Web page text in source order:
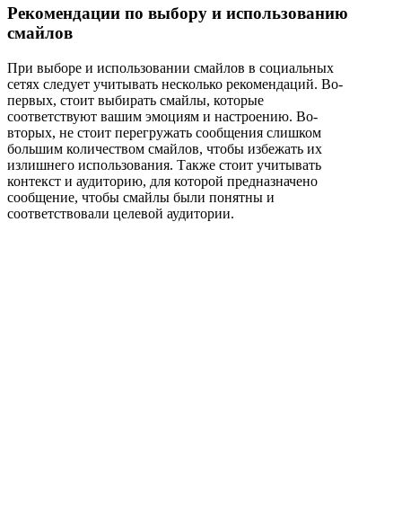
Рекомендации по выбору и использованию
смайлов
При выборе и использовании смайлов в социальных
сетях следует учитывать несколько рекомендаций. Во-
первых, стоит выбирать смайлы, которые
соответствуют вашим эмоциям и настроению. Во-
вторых, не стоит перегружать сообщения слишком
большим количеством смайлов, чтобы избежать их
излишнего использования. Также стоит учитывать
контекст и аудиторию, для которой предназначено
сообщение, чтобы смайлы были понятны и
соответствовали целевой аудитории.